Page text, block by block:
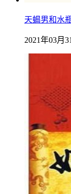
天蝎男和水
2021年03月